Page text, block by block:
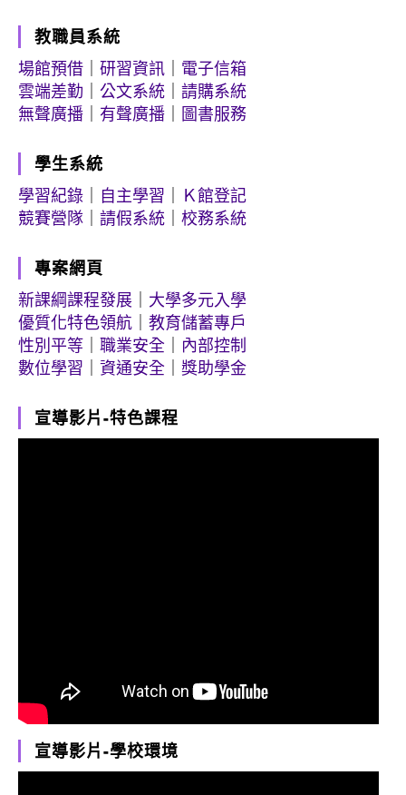
教職員系統
場館預借
研習資訊
電子信箱
雲端差勤
公文系統
請購系統
無聲廣播
有聲廣播 圖書服務
學生系統
學習紀錄
自主學習
Ｋ館登記
競賽營隊
請假系統 校務系統
專案網頁
新課綱課程發展
大學多元入學
優質化特色領航
教育儲蓄專戶
性別平等
職業安全
內部控制
數位學習
資通安全 獎助學金
宣導影片-特色課程
宣導影片-學校環境